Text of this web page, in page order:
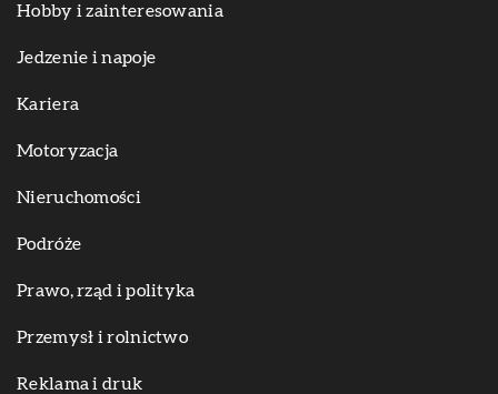
Hobby i zainteresowania
Jedzenie i napoje
Kariera
Motoryzacja
Nieruchomości
Podróże
Prawo, rząd i polityka
Przemysł i rolnictwo
Reklama i druk